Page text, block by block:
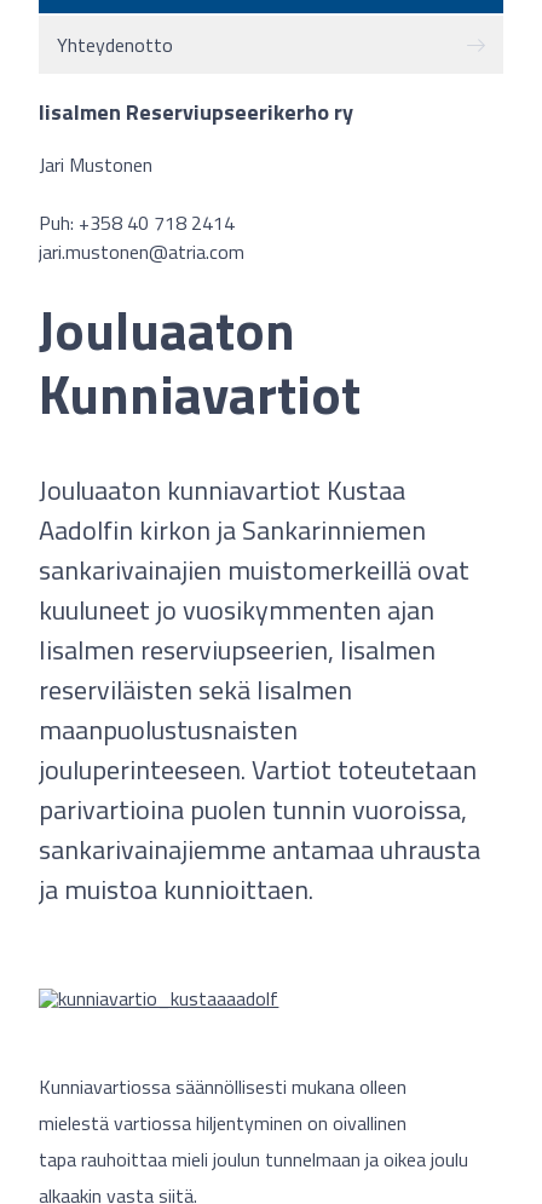
Yhteydenotto
Iisalmen Reserviupseerikerho ry
Jari Mustonen
Puh: +358 40 718 2414
jari.mustonen@atria.com
Jouluaaton
Kunniavartiot
Jouluaaton kunniavartiot Kustaa
Aadolfin kirkon ja Sankarinniemen
sankarivainajien muistomerkeillä ovat
kuuluneet jo vuosikymmenten ajan
Iisalmen reserviupseerien, Iisalmen
reserviläisten sekä Iisalmen
maanpuolustusnaisten
jouluperinteeseen. Vartiot toteutetaan
parivartioina puolen tunnin vuoroissa,
sankarivainajiemme antamaa uhrausta
ja muistoa kunnioittaen.
Kunniavartiossa säännöllisesti mukana olleen
mielestä vartiossa hiljentyminen on oivallinen
tapa rauhoittaa mieli joulun tunnelmaan ja oikea joulu
alkaakin vasta siitä.